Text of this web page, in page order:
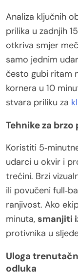
Analiza ključnih
prilika u zadnjih
otkriva smjer
samo jednim
često gubi ritam
kornera u 10
stvara priliku za
Tehnike za
Koristiti
udarci u okvir i
trećini. Brzi
ili povučeni
ranjivost. Ako
minuta, smanjiti
protivnika u
Uloga
odluka